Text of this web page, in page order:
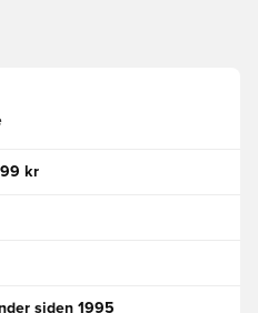
kr
siden 1995